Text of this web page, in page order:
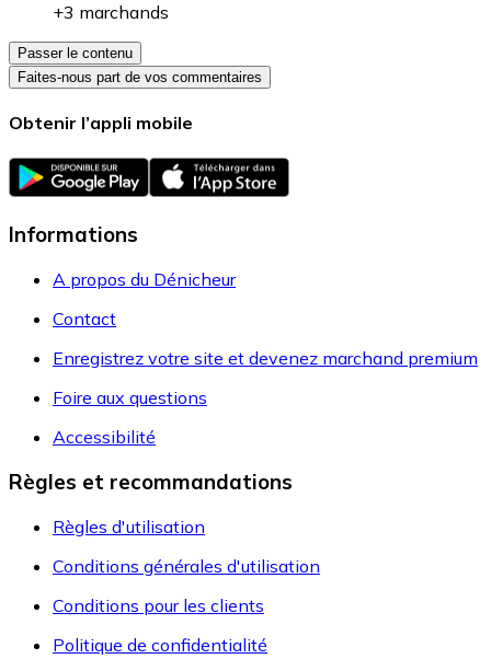
+3 marchands
Passer le contenu
Faites-nous part de vos commentaires
Obtenir l’appli mobile
Informations
A propos du Dénicheur
Contact
Enregistrez votre site et devenez marchand premium
Foire aux questions
Accessibilité
Règles et recommandations
Règles d'utilisation
Conditions générales d'utilisation
Conditions pour les clients
Politique de confidentialité